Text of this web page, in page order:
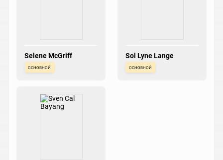
Selene McGriff
основной
Sol Lyne Lange
основной